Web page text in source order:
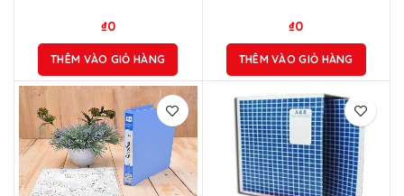
₫0
THÊM VÀO GIỎ HÀNG
₫0
THÊM VÀO GIỎ HÀNG